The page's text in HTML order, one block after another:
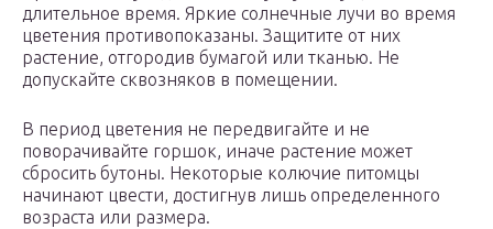
длительное время. Яркие солнечные лучи во время
цветения противопоказаны. Защитите от них
растение, отгородив бумагой или тканью. Не
допускайте сквозняков в помещении.
В период цветения не передвигайте и не
поворачивайте горшок, иначе растение может
сбросить бутоны. Некоторые колючие питомцы
начинают цвести, достигнув лишь определенного
возраста или размера.